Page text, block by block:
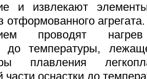
и извлекают
отформованного
проводят нагрев
до температуры,
плавления
части оснастки до